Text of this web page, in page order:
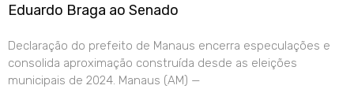
Eduardo Braga ao Senado
Declaração do prefeito de Manaus encerra especulações e
consolida aproximação construída desde as eleições
municipais de 2024. Manaus (AM) —